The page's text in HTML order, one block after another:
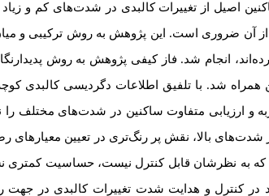
اصیل از تغییرات کالبدی در شدت‌های کم و زیاد
از آن ضروری است. این پژوهش به روش ترکیبی و
که تغییرات کالبدی را طی 20 سال گذشته تجربه کرده‌اند، انجام شد. فاز کیفی پژوهش به
همراه شد. با تلفیق اطلاعات دگردیسی کالبدی
و ارزیابی متفاوت ساکنین در شدت‌های مختلف را
بالا، نقش پر رنگ‌تری در تعیین معیارهای
که به نظرشان قابل کنترل نیست، حساسیت کمتری
در کنترل و هدایت شدت تغییرات کالبدی در جهت